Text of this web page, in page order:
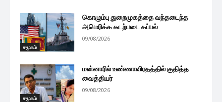
சமூகம்
கொழும்பு துறைமுகத்தை வந்தடைந்த
அமெரிக்க கடற்படை கப்பல்
09/08/2026
சமூகம்
மன்னாரில் உண்ணாவிரதத்தில் குதித்த
வைத்தியர்
09/08/2026